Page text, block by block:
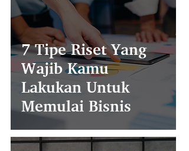
7 Tipe Riset Yang
Wajib Kamu
Lakukan Untuk
Memulai Bisnis